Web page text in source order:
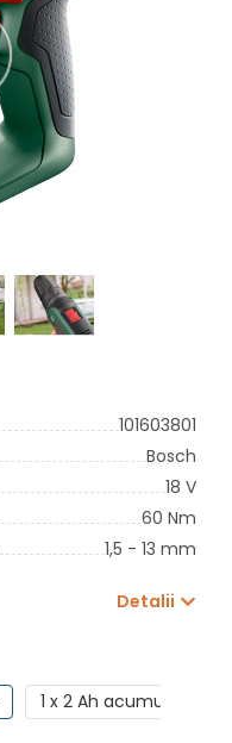
101603801
Bosch
18 V
60 Nm
1,5 - 13 mm
Detalii
1 x 2 Ah acumulator +